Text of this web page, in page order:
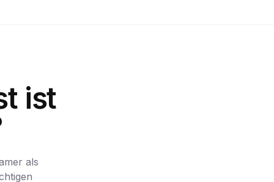
ist
als